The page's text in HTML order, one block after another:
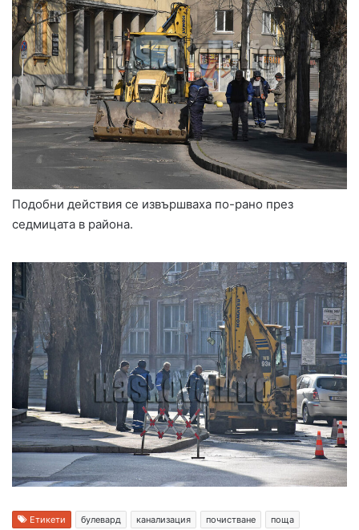
Подобни действия се извършваха по-рано през
седмицата в района.
Етикети булевард канализация почистване
поща